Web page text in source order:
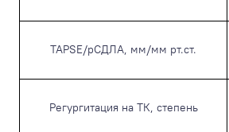
TAPSE/рСДЛА, мм/мм рт.ст.
Регургитация на ТК, степень